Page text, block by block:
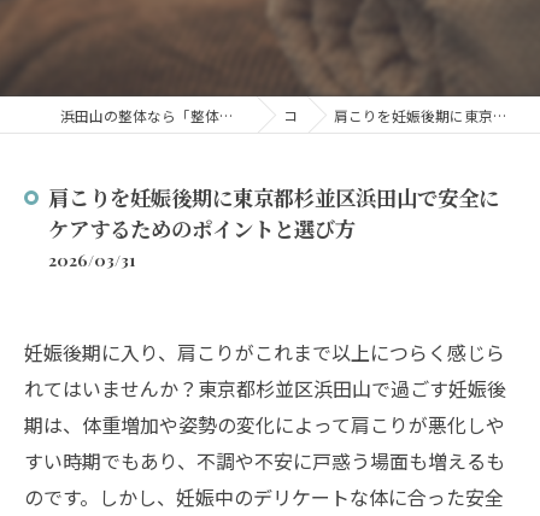
浜田山の整体なら「整体院メグシス」肩こり・腰痛・自律神経の悩みを睡眠から改善 コラム 肩こりを妊娠後期に東京都杉並区浜田山で安全にケアするためのポイントと選び方
肩こりを妊娠後期に東京都杉並区浜田山で安全に
ケアするためのポイントと選び方
2026/03/31
妊娠後期に入り、肩こりがこれまで以上につらく感じら
れてはいませんか？東京都杉並区浜田山で過ごす妊娠後
期は、体重増加や姿勢の変化によって肩こりが悪化しや
すい時期でもあり、不調や不安に戸惑う場面も増えるも
のです。しかし、妊娠中のデリケートな体に合った安全